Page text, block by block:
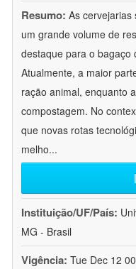
Resumo: As cervejarias
um grande volume de
destaque para o bagaço
Atualmente, a maior
ração animal, enquanto
compostagem. No
que novas rotas
melho...
Instituição/UF/País:
MG - Brasil
Vigência: Tue Dec 12